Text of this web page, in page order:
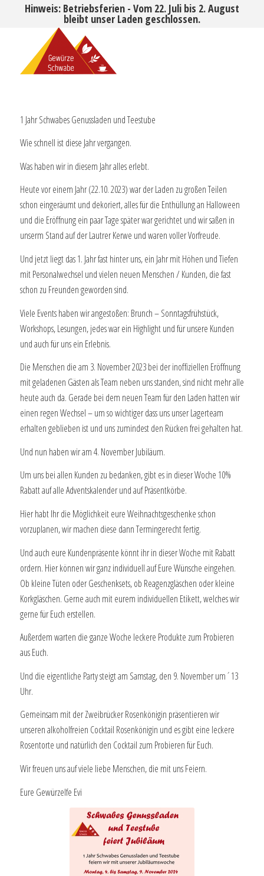
Hinweis: Betriebsferien - Vom 22. Juli bis 2. August
bleibt unser Laden geschlossen.
1 Jahr Schwabes Genussladen und Teestube
Wie schnell ist diese Jahr vergangen.
Was haben wir in diesem Jahr alles erlebt.
Heute vor einem Jahr (22.10. 2023) war der Laden zu großen Teilen
schon eingeräumt und dekoriert, alles für die Enthüllung an Halloween
und die Eröffnung ein paar Tage später war gerichtet und wir saßen in
unserm Stand auf der Lautrer Kerwe und waren voller Vorfreude.
Und jetzt liegt das 1. Jahr fast hinter uns, ein Jahr mit Höhen und Tiefen
mit Personalwechsel und vielen neuen Menschen / Kunden, die fast
schon zu Freunden geworden sind.
Viele Events haben wir angestoßen: Brunch – Sonntagsfrühstück,
Workshops, Lesungen, jedes war ein Highlight und für unsere Kunden
und auch für uns ein Erlebnis.
Die Menschen die am 3. November 2023 bei der inoffiziellen Eröffnung
mit geladenen Gästen als Team neben uns standen, sind nicht mehr alle
heute auch da. Gerade bei dem neuen Team für den Laden hatten wir
einen regen Wechsel – um so wichtiger dass uns unser Lagerteam
erhalten geblieben ist und uns zumindest den Rücken frei gehalten hat.
Und nun haben wir am 4. November Jubiläum.
Um uns bei allen Kunden zu bedanken, gibt es in dieser Woche 10%
Rabatt auf alle Adventskalender und auf Präsentkörbe.
Hier habt Ihr die Möglichkeit eure Weihnachtsgeschenke schon
vorzuplanen, wir machen diese dann Termingerecht fertig.
Und auch eure Kundenpräsente könnt ihr in dieser Woche mit Rabatt
ordern. Hier können wir ganz individuell auf Eure Wünsche eingehen.
Ob kleine Tüten oder Geschenksets, ob Reagenzgläschen oder kleine
Korkgläschen. Gerne auch mit eurem individuellen Etikett, welches wir
gerne für Euch erstellen.
Außerdem warten die ganze Woche leckere Produkte zum Probieren
aus Euch.
Und die eigentliche Party steigt am Samstag, den 9. November um´13
Uhr.
Gemeinsam mit der Zweibrücker Rosenkönigin präsentieren wir
unseren alkoholfreien Cocktail Rosenkönigin und es gibt eine leckere
Rosentorte und natürlich den Cocktail zum Probieren für Euch.
Wir freuen uns auf viele liebe Menschen, die mit uns Feiern.
Eure Gewürzelfe Evi